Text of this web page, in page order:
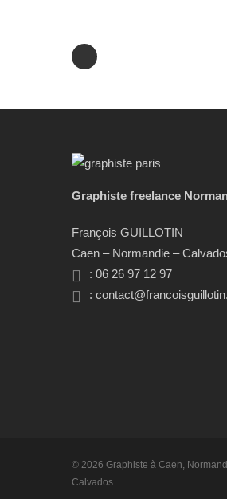
Graphiste freelance
François GUILLOTIN
Caen – Normandie –
: 06 26 97 12 97
:
© 2026 Graphiste à Caen,
Calvados